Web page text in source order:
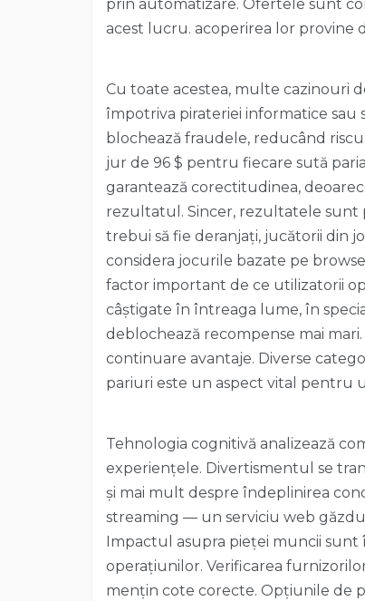
prin automatizare. Ofertele sunt
acest lucru. acoperirea lor provine
Cu toate acestea, multe cazinouri
împotriva pirateriei informatice
blochează fraudele, reducând
jur de 96 $ pentru fiecare sută
garantează corectitudinea,
rezultatul. Sincer, rezultatele sunt
trebui să fie deranjați, jucătorii din
considera jocurile bazate pe
factor important de ce utilizatorii
câștigate în întreaga lume, în
deblochează recompense mai
continuare avantaje. Diverse
pariuri este un aspect vital pentru
Tehnologia cognitivă analizează
experiențele. Divertismentul se
și mai mult despre îndeplinirea
streaming — un serviciu web
Impactul asupra pieței muncii
operațiunilor. Verificarea
mențin cote corecte. Opțiunile de